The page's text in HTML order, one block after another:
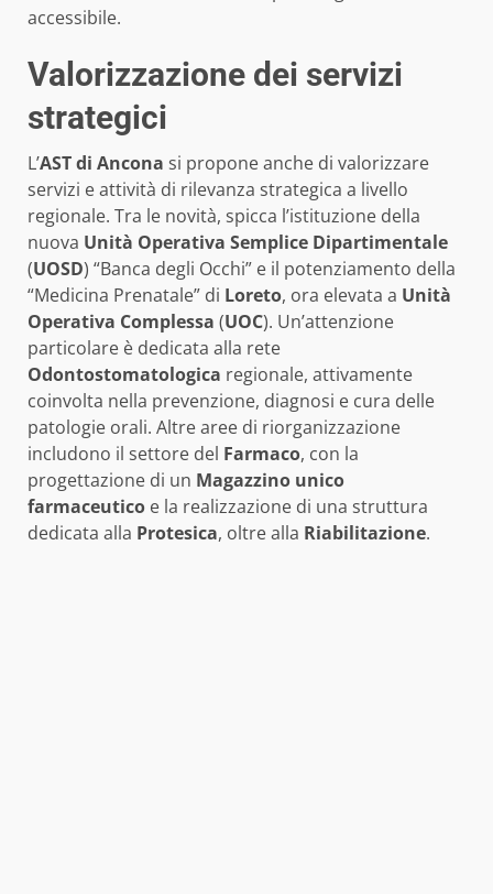
accessibile.
Valorizzazione dei servizi
strategici
L’AST di Ancona si propone anche di valorizzare
servizi e attività di rilevanza strategica a livello
regionale. Tra le novità, spicca l’istituzione della
nuova Unità Operativa Semplice Dipartimentale
(UOSD) “Banca degli Occhi” e il potenziamento della
“Medicina Prenatale” di Loreto, ora elevata a Unità
Operativa Complessa (UOC). Un’attenzione
particolare è dedicata alla rete
Odontostomatologica regionale, attivamente
coinvolta nella prevenzione, diagnosi e cura delle
patologie orali. Altre aree di riorganizzazione
includono il settore del Farmaco, con la
progettazione di un Magazzino unico
farmaceutico e la realizzazione di una struttura
dedicata alla Protesica, oltre alla Riabilitazione.